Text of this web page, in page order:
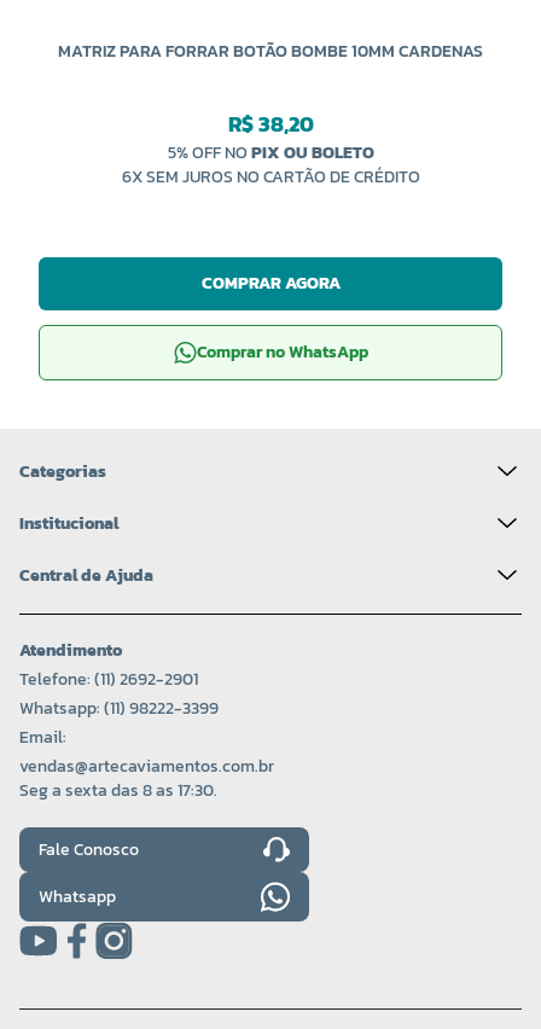
MATRIZ PARA FORRAR BOTÃO BOMBE 10MM CARDENAS
R$ 38,20
5% OFF NOPIX OU BOLETO
6X SEM JUROS NO CARTÃO DE CRÉDITO
COMPRAR AGORA
Comprar no WhatsApp
Categorias
Institucional
Central de Ajuda
Atendimento
Telefone: (11) 2692-2901
Whatsapp: (11) 98222-3399
Email:
vendas@artecaviamentos.com.br
Seg a sexta das 8 as 17:30.
Fale Conosco
Whatsapp